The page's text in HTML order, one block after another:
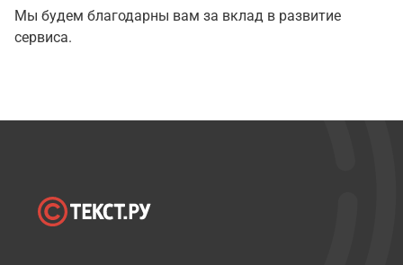
Мы будем благодарны вам за вклад в развитие
сервиса.